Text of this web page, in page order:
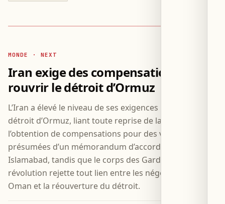
MONDE · NEXT
Iran exige des compensations pour
rouvrir le détroit d’Ormuz
L’Iran a élevé le niveau de ses exigences pour rouvrir le
détroit d’Ormuz, liant toute reprise de la navigation à
l’obtention de compensations pour des violations
présumées d’un mémorandum d’accord avec
Islamabad, tandis que le corps des Gardiens de la
révolution rejette tout lien entre les négociations avec
Oman et la réouverture du détroit.